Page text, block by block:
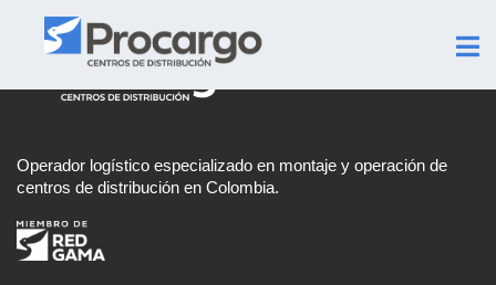
Operador logístico especializado en montaje y operación de
centros de distribución en Colombia.